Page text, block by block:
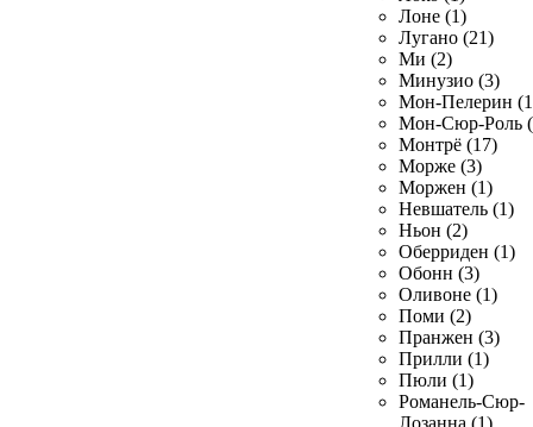
Лоне (1)
Лугано (21)
Ми (2)
Минузио (3)
Мон-Пелерин
Мон-Сюр-Роль
Монтрё (17)
Морже (3)
Моржен (1)
Невшатель (1)
Ньон (2)
Оберриден (1)
Обонн (3)
Оливоне (1)
Поми (2)
Пранжен (3)
Прилли (1)
Пюли (1)
Романель-Сюр-
Лозанна (1)